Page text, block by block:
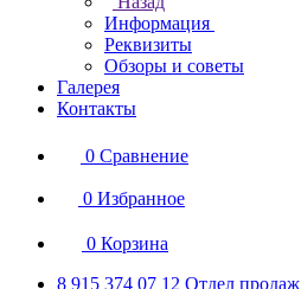
Информация
Реквизиты
Обзоры и советы
Галерея
Контакты
0 Сравнение
0 Избранное
0 Корзина
8 915 374 07 12 Отдел продаж